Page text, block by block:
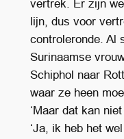
vertrek. Er zijn
lijn, dus voor
controleronde. Al
Surinaamse
Schiphol naar
waar ze heen
‘Maar dat kan
‘Ja, ik heb het